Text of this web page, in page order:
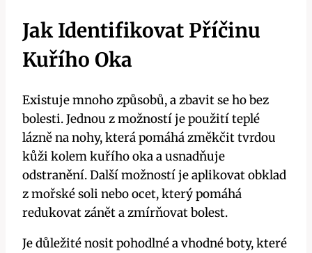
Jak Identifikovat Příčinu
Kuřího Oka
Existuje mnoho způsobů, a zbavit se ho bez
bolesti. Jednou z možností je použití teplé
lázně na nohy, která pomáhá změkčit tvrdou
kůži kolem kuřího oka a usnadňuje
odstranění. Další možností je aplikovat obklad
z mořské soli nebo ocet, který pomáhá
redukovat zánět a zmírňovat bolest.
Je důležité nosit pohodlné a vhodné boty, které